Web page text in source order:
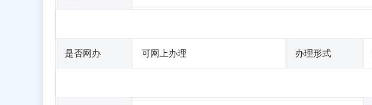
是否网办 可网上办理 办理形式